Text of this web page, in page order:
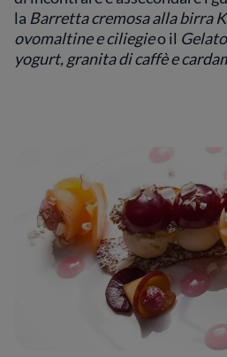
la Barretta cremosa alla birra
ovomaltine e ciliegieo il
yogurt, granita di caffè e